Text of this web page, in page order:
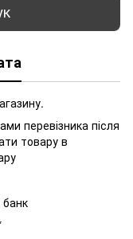
перевізника після
товару в